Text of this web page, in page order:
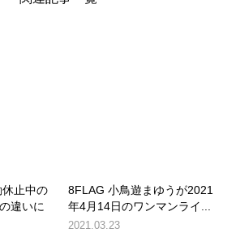
止中の
違いに
8FLAG 小鳥遊まゆうが2021
年4月14日のワンマンライ...
2021.03.23